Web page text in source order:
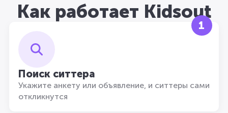
Как работает Kidsout
1
Поиск ситтера
Укажите анкету или объявление, и ситтеры сами
откликнутся